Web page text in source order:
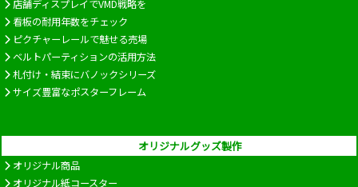
店舗ディスプレイでVMD戦略を
看板の耐用年数をチェック
ピクチャーレールで魅せる売場
ベルトパーティションの活用方法
札付け・結束にバノックシリーズ
サイズ豊富なポスターフレーム
オリジナルグッズ製作
オリジナル商品
オリジナル紙コースター